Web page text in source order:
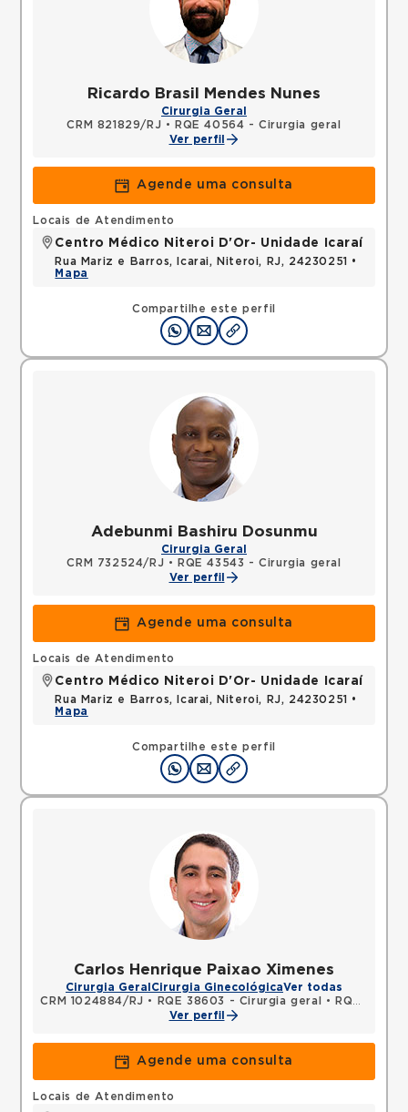
Ricardo Brasil Mendes Nunes
Cirurgia Geral
CRM 821829/RJ •
RQE 40564 - Cirurgia geral
Ver perfil
Agende uma consulta
Compartilhe este perfil
Locais de Atendimento
Centro Médico Niteroi D'Or- Unidade Icaraí
Rua Mariz e Barros, Icarai, Niteroi, RJ, 24230251 •
Mapa
Adebunmi Bashiru Dosunmu
Cirurgia Geral
CRM 732524/RJ •
RQE 43543 - Cirurgia geral
Ver perfil
Agende uma consulta
Compartilhe este perfil
Locais de Atendimento
Centro Médico Niteroi D'Or- Unidade Icaraí
Rua Mariz e Barros, Icarai, Niteroi, RJ, 24230251 •
Mapa
Carlos Henrique Paixao Ximenes
Cirurgia Geral Cirurgia GinecológicaVer todas
CRM 1024884/RJ • RQE 38603 - Cirurgia geral •
RQE 38604 - Cirurgia oncológica
Ver perfil
Agende uma consulta
Locais de Atendimento